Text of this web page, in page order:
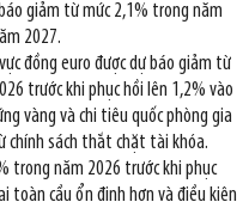
giảm từ mức 2,1% trong năm
2027.
đồng euro được dự báo giảm từ
trước khi phục hồi lên 1,2% vào
vàng và chi tiêu quốc phòng gia
chính sách thắt chặt tài khóa.
trong năm 2026 trước khi phục
toàn cầu ổn định hơn và điều kiện